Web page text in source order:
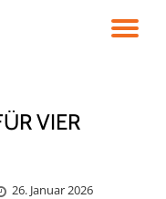
VIER
26. Januar 2026